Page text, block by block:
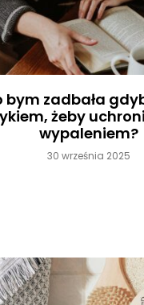
bym zadbała
żeby
wypaleniem?
30 września 2025